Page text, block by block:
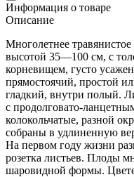
Информация о товаре
Описание
Многолетнее
высотой 35—100 см, с
корневищем, густо
прямостоячий, простой
гладкий, внутри полый.
с продолговато-
колокольчатые, разной
собраны в удлиненную
На первом году жизни
розетка листьев. Плоды
шаровидной формы.